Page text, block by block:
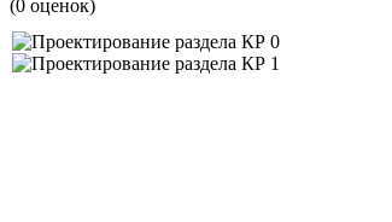
(0 оценок)